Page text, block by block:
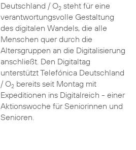
Deutschland / O2steht für eine
verantwortungsvolle Gestaltung
des digitalen Wandels, die alle
Menschen quer durch die
Altersgruppen an die Digitalisierung
anschließt. Den Digitaltag
unterstützt Telefónica Deutschland
/ O2bereits seit Montag mit
Expeditionen ins Digitalreich - einer
Aktionswoche für Seniorinnen und
Senioren.